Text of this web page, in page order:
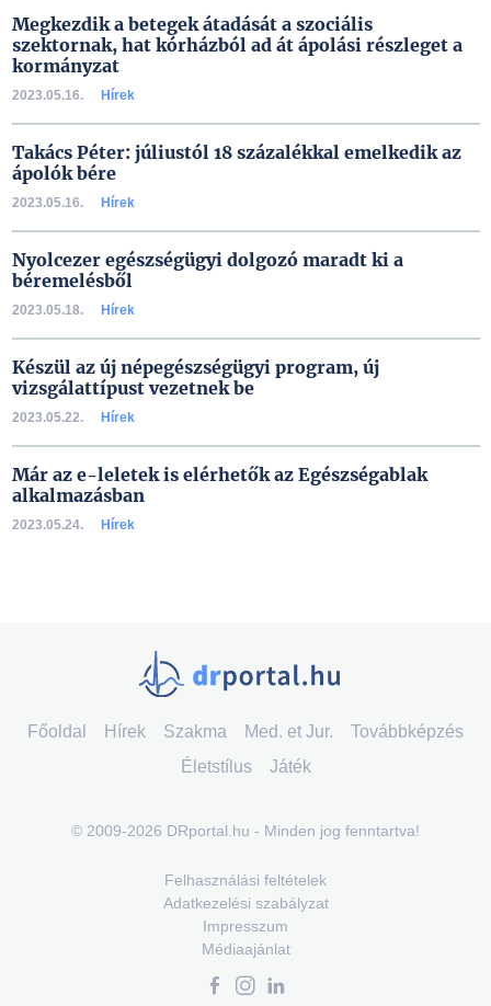
Megkezdik a betegek átadását a szociális
szektornak, hat kórházból ad át ápolási részleget a
kormányzat
2023.05.16. Hírek
Takács Péter: júliustól 18 százalékkal emelkedik az
ápolók bére
2023.05.16. Hírek
Nyolcezer egészségügyi dolgozó maradt ki a
béremelésből
2023.05.18. Hírek
Készül az új népegészségügyi program, új
vizsgálattípust vezetnek be
2023.05.22. Hírek
Már az e-leletek is elérhetők az Egészségablak
alkalmazásban
2023.05.24. Hírek
Főoldal Hírek Szakma Med. et Jur.
Továbbképzés
Életstílus
Játék
© 2009-2026 DRportal.hu - Minden jog fenntartva!
Felhasználási feltételek
Adatkezelési szabályzat
Impresszum
Médiaajánlat